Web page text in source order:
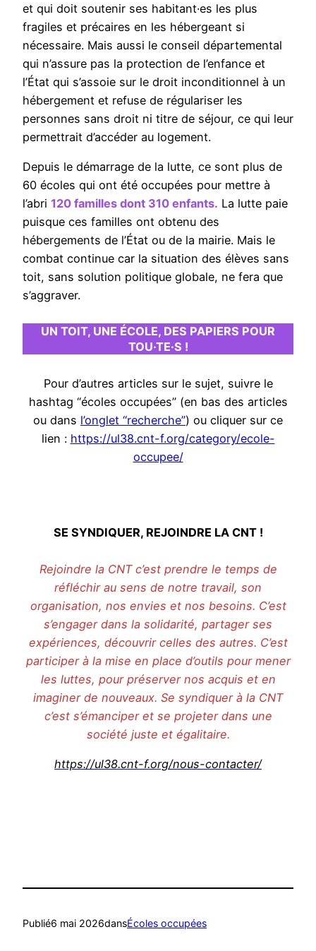
et qui doit soutenir ses habitant·es les plus
fragiles et précaires en les hébergeant si
nécessaire. Mais aussi le conseil départemental
qui n’assure pas la protection de l’enfance et
l’État qui s’assoie sur le droit inconditionnel à un
hébergement et refuse de régulariser les
personnes sans droit ni titre de séjour, ce qui leur
permettrait d’accéder au logement.
Depuis le démarrage de la lutte, ce sont plus de
60 écoles qui ont été occupées pour mettre à
l’abri 120 familles dont 310 enfants. La lutte paie
puisque ces familles ont obtenu des
hébergements de l’État ou de la mairie. Mais le
combat continue car la situation des élèves sans
toit, sans solution politique globale, ne fera que
s’aggraver.
UN TOIT, UNE ÉCOLE, DES PAPIERS POUR
TOU·TE·S !
Pour d’autres articles sur le sujet, suivre le
hashtag “écoles occupées” (en bas des articles
ou dans l’onglet “recherche”) ou cliquer sur ce
lien : https://ul38.cnt-f.org/category/ecole-
occupee/
SE SYNDIQUER, REJOINDRE LA CNT !
Rejoindre la CNT c’est prendre le temps de
réfléchir au sens de notre travail, son
organisation, nos envies et nos besoins. C’est
s’engager dans la solidarité, partager ses
expériences, découvrir celles des autres. C’est
participer à la mise en place d’outils pour mener
les luttes, pour préserver nos acquis et en
imaginer de nouveaux. Se syndiquer à la CNT
c’est s’émanciper et se projeter dans une
société juste et égalitaire.
https://ul38.cnt-f.org/nous-contacter/
Publié6 mai 2026dansÉcoles occupées